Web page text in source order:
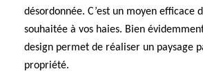
désordonnée. C’est un moyen efficace
souhaitée à vos haies. Bien
design permet de réaliser un paysage
propriété.